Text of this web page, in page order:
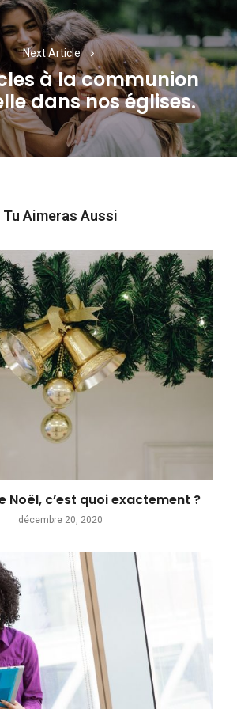
Next Article
Next
post:
à la communion
dans nos églises.
Tu Aimeras Aussi
Noël, c’est quoi exactement ?
décembre 20, 2020